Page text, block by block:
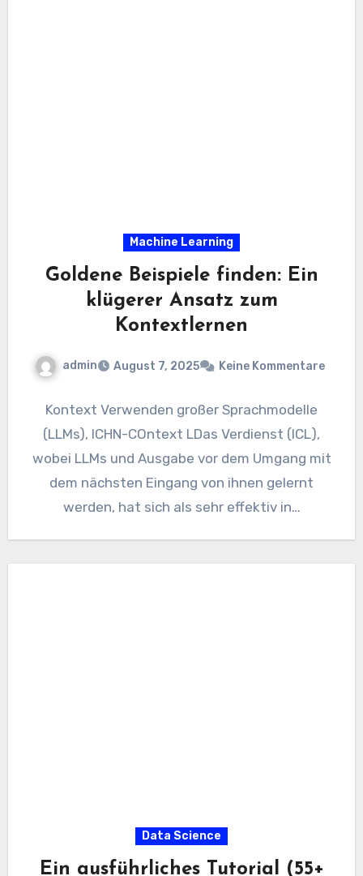
Machine Learning
Goldene Beispiele finden: Ein
klügerer Ansatz zum
Kontextlernen
admin August 7, 2025 Keine Kommentare
Kontext Verwenden großer Sprachmodelle
(LLMs), ICHN-COntext LDas Verdienst (ICL),
wobei LLMs und Ausgabe vor dem Umgang mit
dem nächsten Eingang von ihnen gelernt
werden, hat sich als sehr effektiv in…
Data Science
Ein ausführliches Tutorial (55+